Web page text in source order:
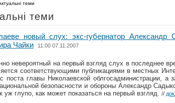
теми
теми
новый слух: экс-губернатор Александр
Чайки
11:00 07.11.2007
невероятный на первый взгляд слух в последнее
соответствующими публикациями в местных
поста главы Николаевской облгосадминистрации, а
безопасности и обороны Александр
уж глупо, как может показаться на первый взгляд. //